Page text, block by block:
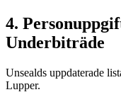
4.
Underbiträde
Unsealds uppdaterade
Lupper.